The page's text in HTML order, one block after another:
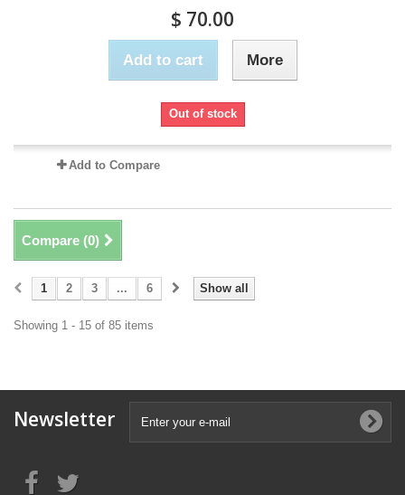
$ 70.00
Add to cart More
Out of stock
Add to Compare
Compare (0)
Show all
1 2 3 ... 6
Showing 1 - 15 of 85 items
Newsletter